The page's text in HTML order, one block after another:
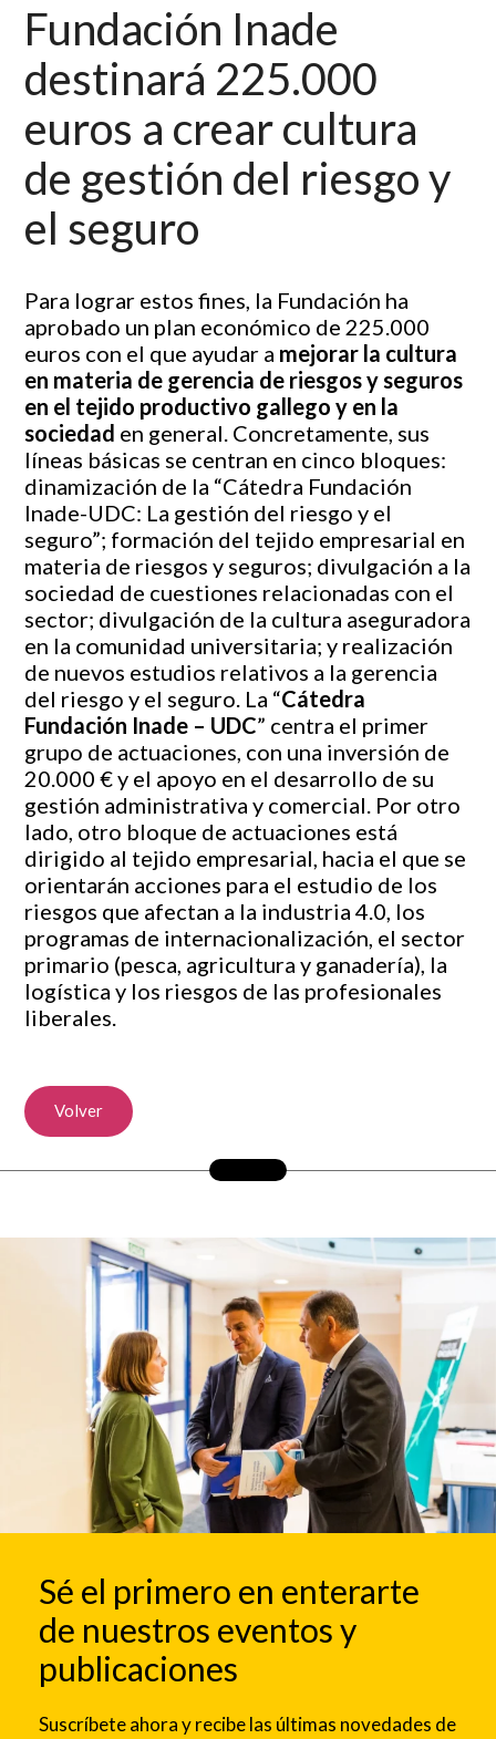
Fundación Inade
destinará 225.000
euros a crear cultura
de gestión del riesgo y
el seguro
Para lograr estos fines, la Fundación ha
aprobado un plan económico de 225.000
euros con el que ayudar a mejorar la cultura
en materia de gerencia de riesgos y seguros
en el tejido productivo gallego y en la
sociedad en general. Concretamente, sus
líneas básicas se centran en cinco bloques:
dinamización de la “Cátedra Fundación
Inade-UDC: La gestión del riesgo y el
seguro”; formación del tejido empresarial en
materia de riesgos y seguros; divulgación a la
sociedad de cuestiones relacionadas con el
sector; divulgación de la cultura aseguradora
en la comunidad universitaria; y realización
de nuevos estudios relativos a la gerencia
del riesgo y el seguro. La “Cátedra
Fundación Inade – UDC” centra el primer
grupo de actuaciones, con una inversión de
20.000 € y el apoyo en el desarrollo de su
gestión administrativa y comercial. Por otro
lado, otro bloque de actuaciones está
dirigido al tejido empresarial, hacia el que se
orientarán acciones para el estudio de los
riesgos que afectan a la industria 4.0, los
programas de internacionalización, el sector
primario (pesca, agricultura y ganadería), la
logística y los riesgos de las profesionales
liberales.
Volver
Sé el primero en enterarte
de nuestros eventos y
publicaciones
Suscríbete ahora y recibe las últimas novedades de